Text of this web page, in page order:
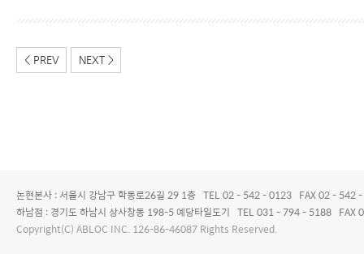
< PREV NEXT >
논현본사 : 서울시 강남구 학동로26길 29 1층 TEL 02 - 542 - 0123 FAX 02 - 542
하남점 : 경기도 하남시 상사창동 198-5 예당타일도기 TEL 031 - 794 - 5188 FAX
Copyright(C) ABLOC INC. 126-86-46087 Rights Reserved.